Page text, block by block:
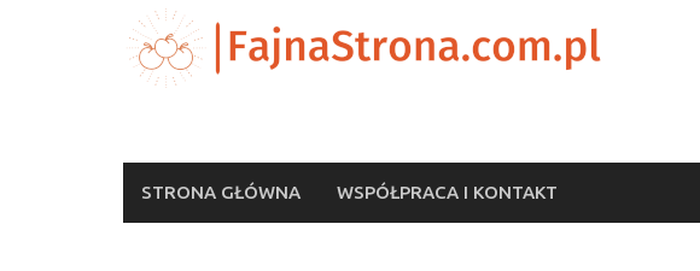
STRONA GŁÓWNA WSPÓŁPRACA I KONTAKT